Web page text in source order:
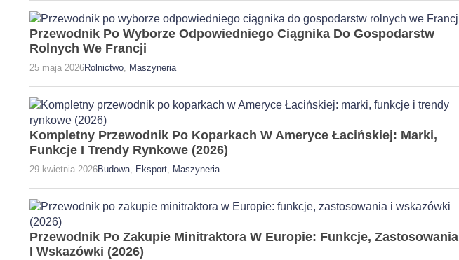
Przewodnik Po Wyborze Odpowiedniego Ciągnika Do Gospodarstw
Rolnych We Francji
25 maja 2026Rolnictwo, Maszyneria
Kompletny Przewodnik Po Koparkach W Ameryce Łacińskiej: Marki,
Funkcje I Trendy Rynkowe (2026)
29 kwietnia 2026Budowa, Eksport, Maszyneria
Przewodnik Po Zakupie Minitraktora W Europie: Funkcje, Zastosowania
I Wskazówki (2026)